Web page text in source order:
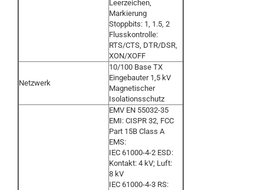
Leerzeichen,
Markierung
Stoppbits: 1, 1.5, 2
Flusskontrolle:
RTS/CTS, DTR/DSR,
XON/XOFF
Netzwerk
10/100 Base TX
Eingebauter 1,5 kV
Magnetischer
Isolationsschutz
EMV EN 55032-35
EMI: CISPR 32, FCC
Part 15B Class A
EMS:
IEC 61000-4-2 ESD:
Kontakt: 4 kV; Luft:
8 kV
IEC 61000-4-3 RS: